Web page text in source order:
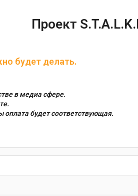
Проект
будет делать.
в медиа сфере.
будет соответствующая.